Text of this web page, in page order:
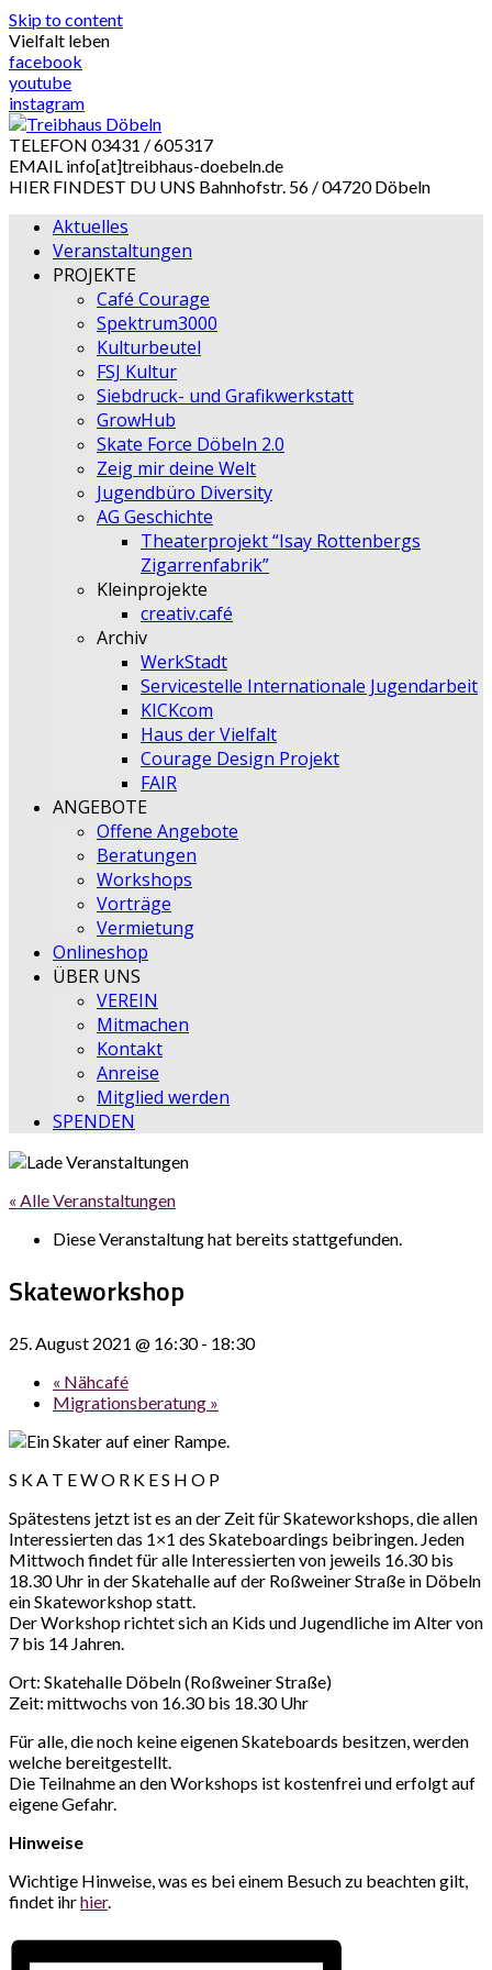
Skip to content
Vielfalt leben
facebook
youtube
instagram
TELEFON 03431 / 605317
EMAIL info[at]treibhaus-doebeln.de
HIER FINDEST DU UNS Bahnhofstr. 56 / 04720 Döbeln
Aktuelles
Veranstaltungen
PROJEKTE
Café Courage
Spektrum3000
Kulturbeutel
FSJ Kultur
Siebdruck- und Grafikwerkstatt
GrowHub
Skate Force Döbeln 2.0
Zeig mir deine Welt
Jugendbüro Diversity
AG Geschichte
Theaterprojekt “Isay Rottenbergs
Zigarrenfabrik”
Kleinprojekte
creativ.café
Archiv
WerkStadt
Servicestelle Internationale Jugendarbeit
KICKcom
Haus der Vielfalt
Courage Design Projekt
FAIR
ANGEBOTE
Offene Angebote
Beratungen
Workshops
Vorträge
Vermietung
Onlineshop
ÜBER UNS
VEREIN
Mitmachen
Kontakt
Anreise
Mitglied werden
SPENDEN
« Alle Veranstaltungen
Diese Veranstaltung hat bereits stattgefunden.
Skateworkshop
25. August 2021 @ 16:30- 18:30
« Nähcafé
Migrationsberatung »
S K A T E W O R K E S H O P
Spätestens jetzt ist es an der Zeit für Skateworkshops, die allen
Interessierten das 1×1 des Skateboardings beibringen. Jeden
Mittwoch findet für alle Interessierten von jeweils 16.30 bis
18.30 Uhr in der Skatehalle auf der Roßweiner Straße in Döbeln
ein Skateworkshop statt.
Der Workshop richtet sich an Kids und Jugendliche im Alter von
7 bis 14 Jahren.
Ort: Skatehalle Döbeln (Roßweiner Straße)
Zeit: mittwochs von 16.30 bis 18.30 Uhr
Für alle, die noch keine eigenen Skateboards besitzen, werden
welche bereitgestellt.
Die Teilnahme an den Workshops ist kostenfrei und erfolgt auf
eigene Gefahr.
Hinweise
Wichtige Hinweise, was es bei einem Besuch zu beachten gilt,
findet ihrhier.